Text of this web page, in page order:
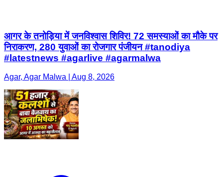
आगर के तनोड़िया में जनविश्वास शिविर! 72 समस्याओं का मौके पर
निराकरण, 280 युवाओं का रोजगार पंजीयन #tanodiya
#latestnews #agarlive #agarmalwa
Agar, Agar Malwa | Aug 8, 2026